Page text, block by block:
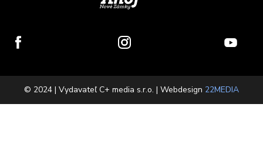
© 2024 | Vydavateľ C+ media s.r.o. | Webdesign 22MEDIA